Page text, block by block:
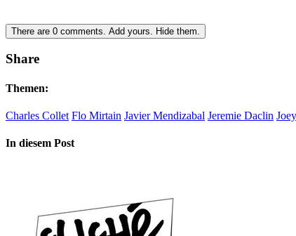
There are 0 comments. Add yours. Hide them.
Share
Themen:
Charles Collet Flo Mirtain Javier Mendizabal Jeremie Daclin
In diesem Post